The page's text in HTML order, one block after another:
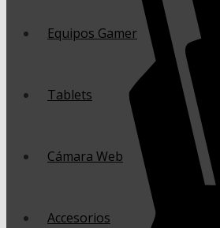
Equipos Gamer
Tablets
Cámara Web
Accesorios